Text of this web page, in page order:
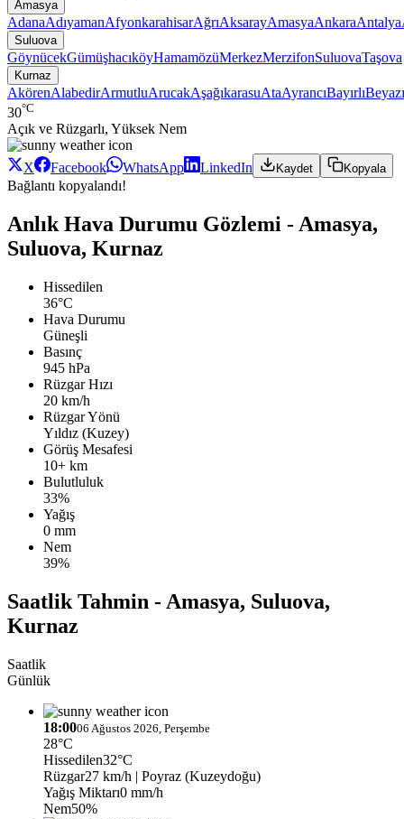
Amasya
AdanaAdıyamanAfyonkarahisarAğrıAksarayAmasyaAnkaraAntalya
Suluova
GöynücekGümüşhacıköyHamamözüMerkezMerzifonSuluovaTaşova
Kurnaz
AkörenAlabedirArmutluArucakAşağıkarasuAtaAyrancıBayırlı
30°C
Açık ve Rüzgarlı, Yüksek Nem
X Facebook WhatsApp LinkedIn Kaydet Kopyala
Bağlantı kopyalandı!
Anlık Hava Durumu Gözlemi - Amasya,
Suluova, Kurnaz
Hissedilen
36°C
Hava Durumu
Güneşli
Basınç
945 hPa
Rüzgar Hızı
20 km/h
Rüzgar Yönü
Yıldız (Kuzey)
Görüş Mesafesi
10+ km
Bulutluluk
33%
Yağış
0 mm
Nem
39%
Saatlik Tahmin - Amasya, Suluova,
Kurnaz
Saatlik
Günlük
18:0006 Ağustos 2026, Perşembe
28°C
Hissedilen32°C
Rüzgar27 km/h | Poyraz (Kuzeydoğu)
Yağış Miktarı0 mm/h
Nem50%